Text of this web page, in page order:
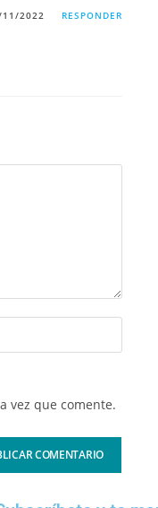
2022 RESPONDER
vez que comente.